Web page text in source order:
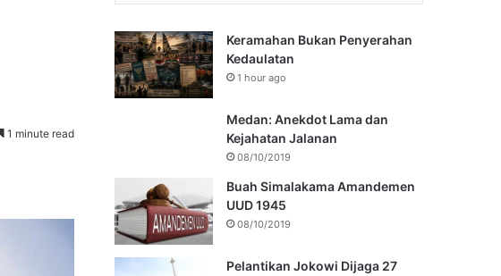
1 minute read
Keramahan Bukan Penyerahan
Kedaulatan
1 hour ago
Medan: Anekdot Lama dan
Kejahatan Jalanan
08/10/2019
Buah Simalakama Amandemen
UUD 1945
08/10/2019
Pelantikan Jokowi Dijaga 27